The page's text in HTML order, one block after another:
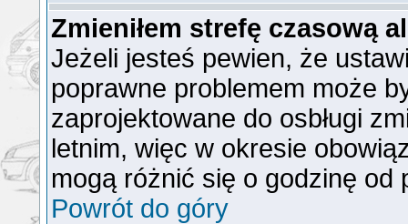
Zmieniłem strefę czasową
Jeżeli jesteś pewien, że
poprawne problemem może
zaprojektowane do osbługi
letnim, więc w okresie
mogą różnić się o godzinę od
Powrót do góry